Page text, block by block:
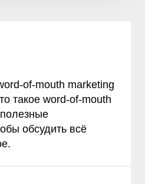
of-mouth marketing
такое word-of-mouth
обсудить всё